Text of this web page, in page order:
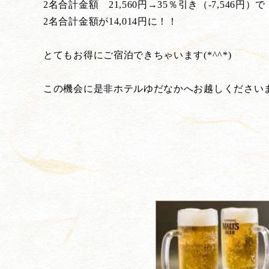
2名合計金額 21,560円→35％引き（-7,546円）で
2名合計金額が14,014円に！！
とてもお得にご宿泊できちゃいます(*^^*)
この機会に是非ホテルゆだなかへお越しください